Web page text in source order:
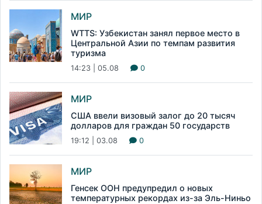
МИР
WTTS: Узбекистан занял первое место в
Центральной Азии по темпам развития
туризма
14:23 | 05.08 0
МИР
США ввели визовый залог до 20 тысяч
долларов для граждан 50 государств
19:12 | 03.08 0
МИР
Генсек ООН предупредил о новых
температурных рекордах из-за Эль-Ниньо